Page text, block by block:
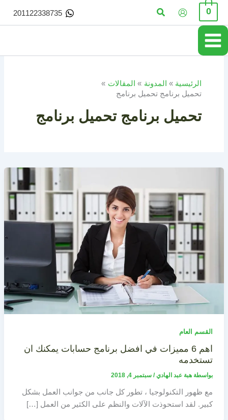
تخطي
المحتوى
0 البحث 201122338735
الرئيسية المدونة
المقالات
تحميل برنامج تحميل برنامج
تحميل برنامج تحميل برنامج
القسم العام
اهم 6 مميزات في افضل برنامج حسابات يمكنك ان
تستخدمه
بواسطة هبة عبد الهادي/ سبتمبر 4, 2018
مع ظهور التكنولوجيا ، تطور كل جانب من جوانب العمل بشكل
كبير. لقد استحوذت الآلات والنظم على الكثير من العمل […]